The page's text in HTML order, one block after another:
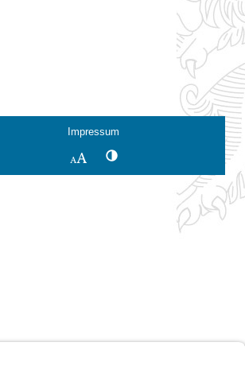
Impressum
SchriftgrößeKontrastwechsel